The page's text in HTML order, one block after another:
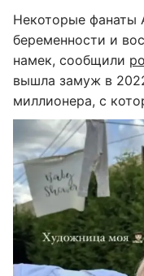
Некоторые фанаты
беременности и
намек, сообщили
вышла замуж в
миллионера, с